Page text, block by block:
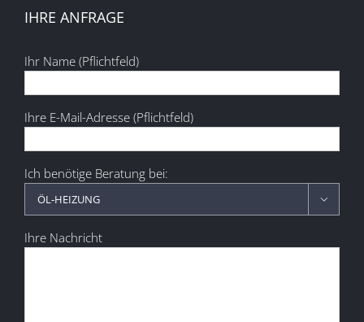
IHRE ANFRAGE
Ihr Name (Pflichtfeld)
Ihre E-Mail-Adresse (Pflichtfeld)
Ich benötige Beratung bei:

Ihre Nachricht